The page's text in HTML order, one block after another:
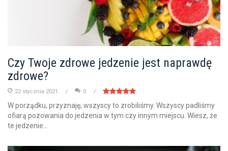
Czy Twoje zdrowe jedzenie jest naprawdę
zdrowe?
22 stycznia 2021 0
W porządku, przyznaję, wszyscy to zrobiliśmy. Wszyscy padliśmy
ofiarą pozowania do jedzenia w tym czy innym miejscu. Wiesz, że
te jedzenie...